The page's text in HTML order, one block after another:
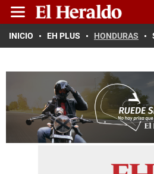
INICIO EH PLUS HONDURAS